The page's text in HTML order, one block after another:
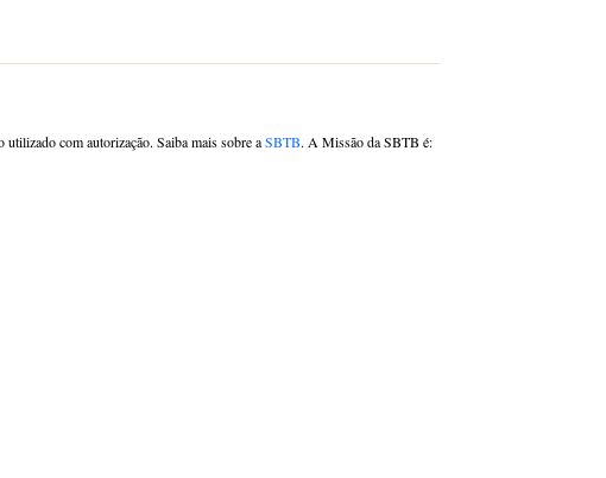
com autorização. Saiba mais sobre aSBTB. A Missão da SBTB é: